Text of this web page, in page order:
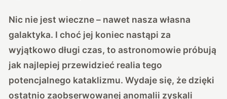
Nic nie jest wieczne – nawet nasza własna
galaktyka. I choć jej koniec nastąpi za
wyjątkowo długi czas, to astronomowie próbują
jak najlepiej przewidzieć realia tego
potencjalnego kataklizmu. Wydaje się, że dzięki
ostatnio zaobserwowanej anomalii zyskali